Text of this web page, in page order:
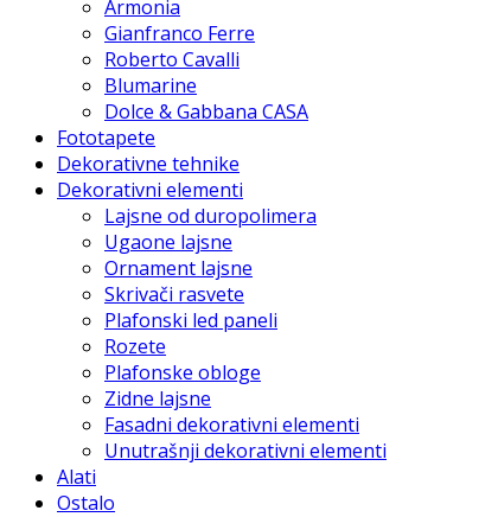
Armonia
Gianfranco Ferre
Roberto Cavalli
Blumarine
Dolce & Gabbana CASA
Fototapete
Dekorativne tehnike
Dekorativni elementi
Lajsne od duropolimera
Ugaone lajsne
Ornament lajsne
Skrivači rasvete
Plafonski led paneli
Rozete
Plafonske obloge
Zidne lajsne
Fasadni dekorativni elementi
Unutrašnji dekorativni elementi
Alati
Ostalo